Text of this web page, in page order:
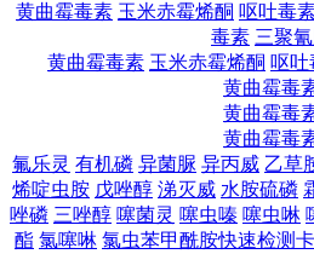
黄曲霉毒素 玉米赤霉烯酮 呕吐毒
毒素 三聚
黄曲霉毒素 玉米赤霉烯酮 呕吐
黄曲霉毒
黄曲霉毒
黄曲霉毒
氟乐灵 有机磷 异菌脲 异丙威 乙草
烯啶虫胺 戊唑醇 涕灭威 水胺硫磷
唑磷 三唑醇 噻菌灵 噻虫嗪 噻虫啉
酯 氯噻啉 氯虫苯甲酰胺快速检测卡